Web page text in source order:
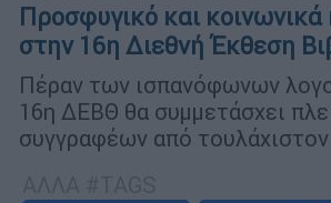
Προσφυγικό και κοινωνικά
στην 16η Διεθνή Έκθεση
Πέραν των ισπανόφωνων
16η ΔΕΒΘ θα συμμετάσχει
συγγραφέων από